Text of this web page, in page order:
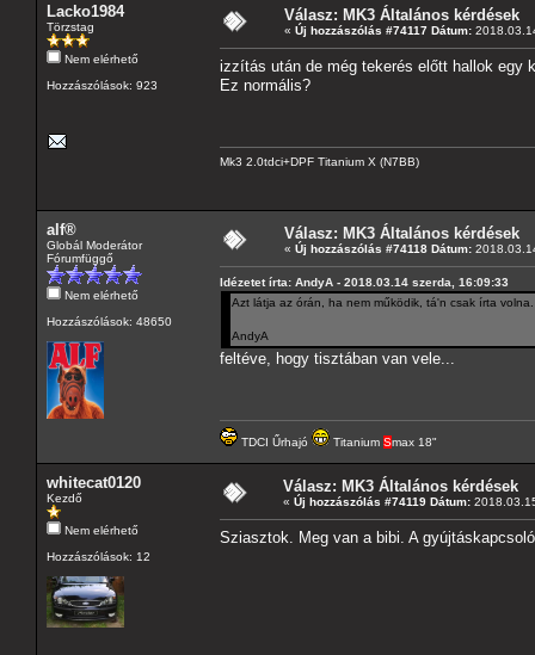
Lacko1984
Törzstag
Nem elérhető
Hozzászólások: 923
Válasz: MK3 Általános kérdések
« Új hozzászólás #74117 Dátum:
izzítás után de még tekerés előtt hallok egy
Ez normális?
Mk3 2.0tdci+DPF Titanium X (N7BB)
alf®
Globál Moderátor
Fórumfüggő
Nem elérhető
Hozzászólások: 48650
Válasz: MK3 Általános kérdések
« Új hozzászólás #74118 Dátum:
Idézetet írta: AndyA - 2018.03.14 szerda, 16:09:33
Azt látja az órán, ha nem működik, tá'n csak írta volna.
AndyA
feltéve, hogy tisztában van vele...
TDCI Űrhajó Titanium Smax 18"
whitecat0120
Kezdő
Nem elérhető
Hozzászólások: 12
Válasz: MK3 Általános kérdések
« Új hozzászólás #74119 Dátum:
Sziasztok. Meg van a bibi. A